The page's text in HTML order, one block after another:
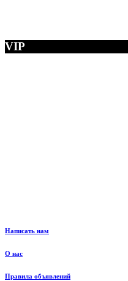
VIP
Написать нам
О нас
Правила объявлений